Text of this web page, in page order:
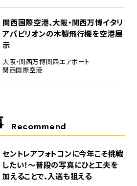
関西国際空港、大阪・関西万博イタリ
アパビリオンの木製飛行機を空港展
示
大阪・関西万博関西エアポート
関西国際空港
Recommend
セントレアフォトコンに今年こそ挑戦
したい！～普段の写真にひと工夫を
加えることで、入選も狙える